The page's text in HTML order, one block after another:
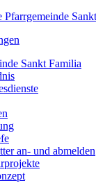
Sankt Familia
an- und abmelden